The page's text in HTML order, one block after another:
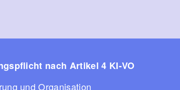
nach Artikel 4 KI-VO
und Organisation